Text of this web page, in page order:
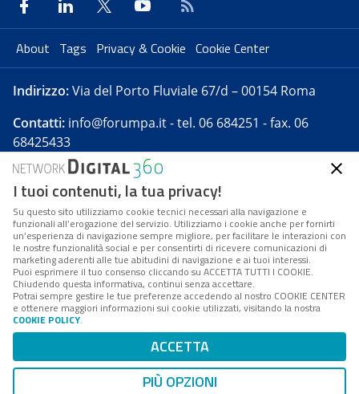
About Tags Privacy & Cookie Cookie Center
Indirizzo:Via del Porto Fluviale 67/d – 00154 Roma
Contatti: info@forumpa.it- tel. 06 684251 - fax. 06
68425433
Forumpa.itè una pubblicazione telematica iscritta
presso Registro della stampa del Tribunale di Roma -
Reg. n. 182 del 2 maggio 2008 - Direttore resp. Michela
Stentella
FPA s.r.l. è società soggetta a Direzione e
Coordinamento da parte di Digital360 S.p.A. - FPA s.r.l.
è un'azienda certificata per il sistema di management
Codice Fiscale/Partita IVA n. 10693191008 - R.E.A. Roma
n. 1249791. ISP AWS
Mappa del sito
I tuoi contenuti, la tua privacy!
Su questo sito utilizziamo cookie tecnici necessari alla navigazione e
funzionali all’erogazione del servizio. Utilizziamo i cookie anche per fornirti
un’esperienza di navigazione sempre migliore, per facilitare le interazioni con
le nostre funzionalità social e per consentirti di ricevere comunicazioni di
marketing aderenti alle tue abitudini di navigazione e ai tuoi interessi.
Puoi esprimere il tuo consenso cliccando su ACCETTA TUTTI I COOKIE.
Chiudendo questa informativa, continui senza accettare.
Potrai sempre gestire le tue preferenze accedendo al nostro COOKIE CENTER
e ottenere maggiori informazioni sui cookie utilizzati, visitando la nostra
COOKIE POLICY.
ACCETTA
PIÙ OPZIONI